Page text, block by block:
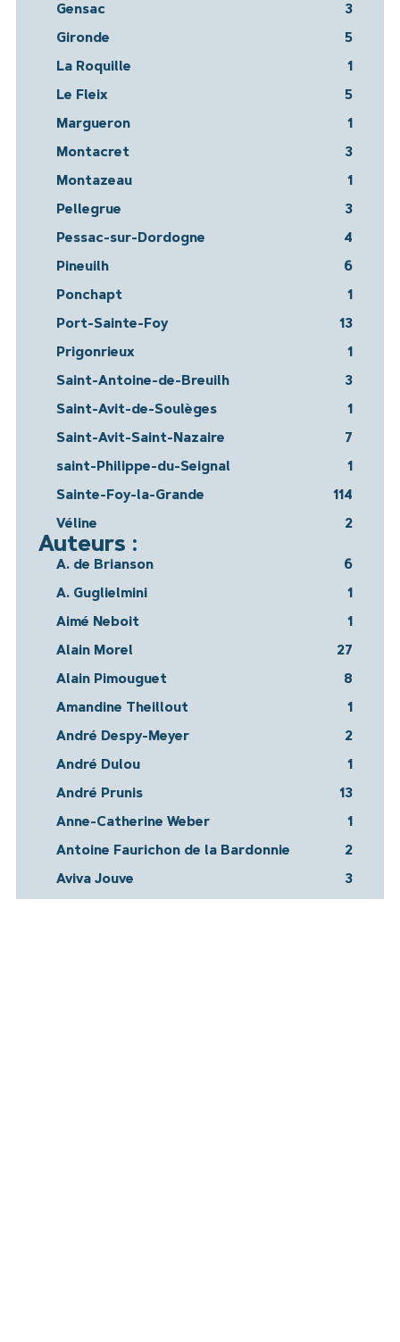
Gensac 3
Gironde 5
La Roquille 1
Le Fleix 5
Margueron 1
Montacret 3
Montazeau 1
Pellegrue 3
Pessac-sur-Dordogne 4
Pineuilh 6
Ponchapt 1
Port-Sainte-Foy 13
Prigonrieux 1
Saint-Antoine-de-Breuilh 3
Saint-Avit-de-Soulèges 1
Saint-Avit-Saint-Nazaire 7
saint-Philippe-du-Seignal 1
Sainte-Foy-la-Grande 114
Véline 2
Auteurs :
A. de Brianson 6
A. Guglielmini 1
Aimé Neboit 1
Alain Morel 27
Alain Pimouguet 8
Amandine Theillout 1
André Despy-Meyer 2
André Dulou 1
André Prunis 13
Anne-Catherine Weber 1
Antoine Faurichon de la Bardonnie 2
Aviva Jouve 3